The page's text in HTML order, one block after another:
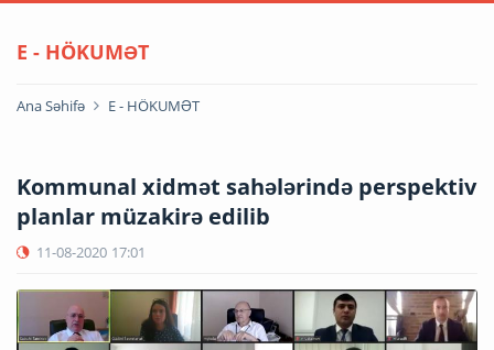
E - HÖKUMƏT
Ana Səhifə E - HÖKUMƏT
Kommunal xidmət sahələrində perspektiv
planlar müzakirə edilib
11-08-2020 17:01